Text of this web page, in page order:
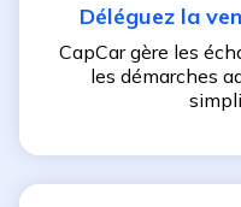
Déléguez la
CapCar gère les
les démarches